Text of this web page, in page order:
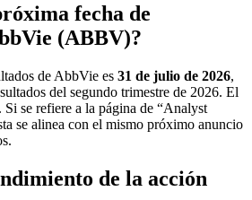
fecha de
(ABBV)?
de AbbVie es 31 de julio de 2026,
del segundo trimestre de 2026. El
. Si se refiere a la página de “Analyst
se alinea con el mismo próximo anuncio
de la acción